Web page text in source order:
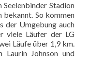
Stadion
bekannt. So kommen
der Umgebung auch
viele Läufer der LG
Läufe über 1,9 km.
Laurin Johnson und